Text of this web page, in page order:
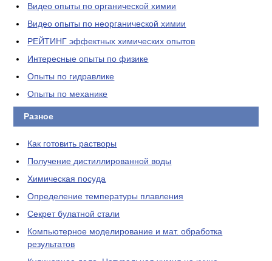
Видео опыты по органической химии
Видео опыты по неорганической химии
РЕЙТИНГ эффектных химических опытов
Интересные опыты по физике
Опыты по гидравлике
Опыты по механике
Разное
Как готовить растворы
Получение дистиллированной воды
Химическая посуда
Определение температуры плавления
Секрет булатной стали
Компьютерное моделирование и мат. обработка
результатов